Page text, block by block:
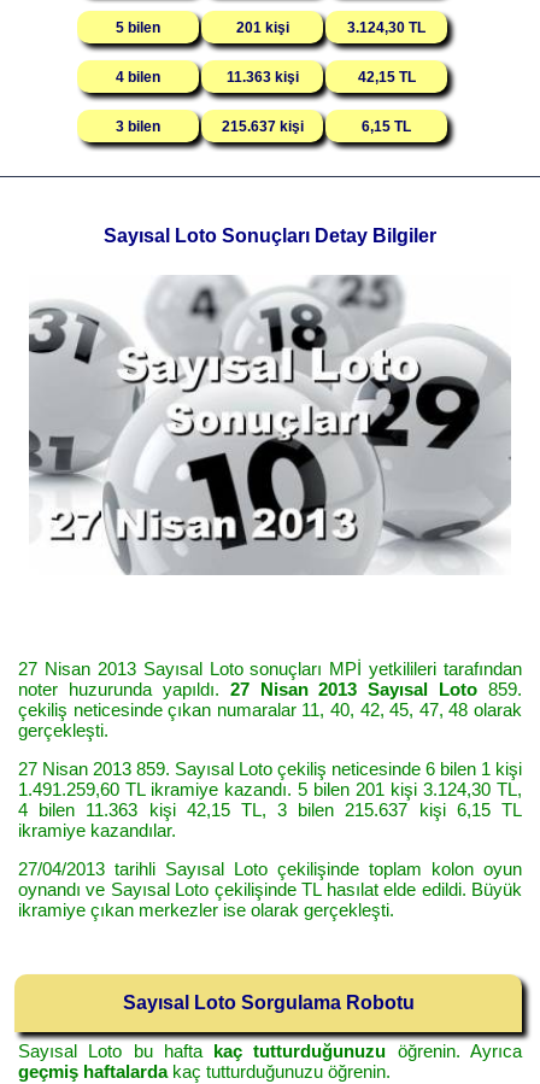
5 bilen 201 kişi 3.124,30 TL
4 bilen 11.363 kişi 42,15 TL
3 bilen 215.637 kişi 6,15 TL
Sayısal Loto Sonuçları Detay Bilgiler
27 Nisan 2013 Sayısal Loto sonuçları MPİ yetkilileri tarafından
noter huzurunda yapıldı. 27 Nisan 2013 Sayısal Loto 859.
çekiliş neticesinde çıkan numaralar 11, 40, 42, 45, 47, 48 olarak
gerçekleşti.
27 Nisan 2013 859. Sayısal Loto çekiliş neticesinde 6 bilen 1 kişi
1.491.259,60 TL ikramiye kazandı. 5 bilen 201 kişi 3.124,30 TL,
4 bilen 11.363 kişi 42,15 TL, 3 bilen 215.637 kişi 6,15 TL
ikramiye kazandılar.
27/04/2013 tarihli Sayısal Loto çekilişinde toplam kolon oyun
oynandı ve Sayısal Loto çekilişinde TL hasılat elde edildi. Büyük
ikramiye çıkan merkezler ise olarak gerçekleşti.
Sayısal Loto Sorgulama Robotu
Sayısal Loto bu hafta kaç tutturduğunuzu öğrenin. Ayrıca
geçmiş haftalardakaç tutturduğunuzu öğrenin.